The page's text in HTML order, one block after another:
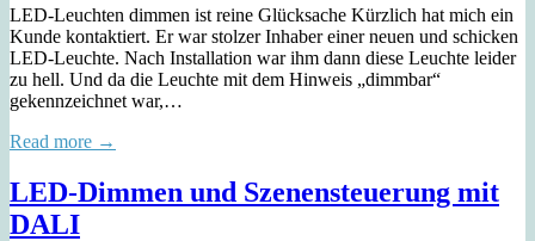
LED-Leuchten dimmen ist reine Glücksache Kürzlich hat mich ein
Kunde kontaktiert. Er war stolzer Inhaber einer neuen und schicken
LED-Leuchte. Nach Installation war ihm dann diese Leuchte leider
zu hell. Und da die Leuchte mit dem Hinweis „dimmbar“
gekennzeichnet war,…
Read more →
LED-Dimmen und Szenensteuerung mit
DALI